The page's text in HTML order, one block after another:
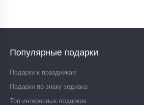
Популярные подарки
Подарки к праздникам
Подарки по знаку зодиака
Топ интересных подарков